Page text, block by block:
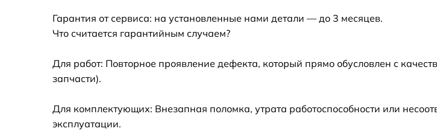
Замена шлейфа матрицы HP 17-f151nr
порта) HP 17-f151nr
Восстановление данных HP 17-f151nr
Гарантия от сервиса: на установленные нами детали — до 3 месяцев.
Что считается гарантийным случаем?
Для работ: Повторное проявление дефекта, который прямо обусловлен с
запчасти).
Для комплектующих: Внезапная поломка, утрата работоспособности или
эксплуатации.